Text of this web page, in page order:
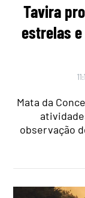
Tavira
estrelas e
Mata da
observação